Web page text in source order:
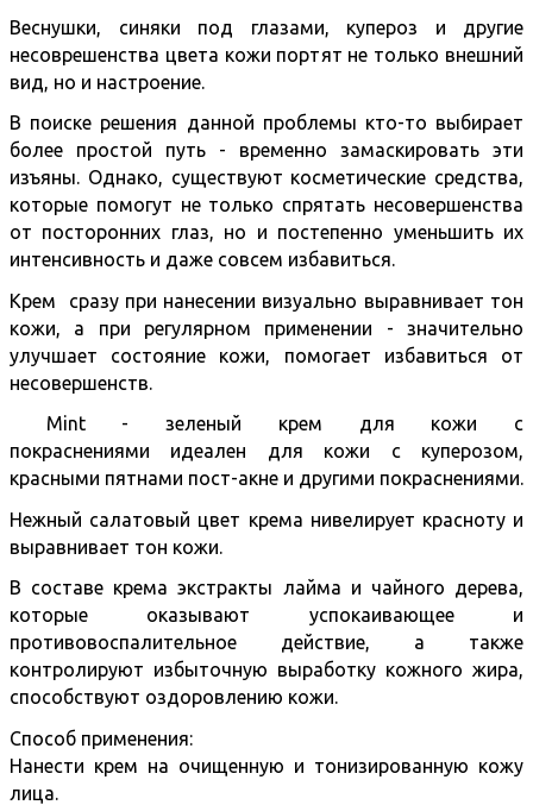
Веснушки, синяки под глазами, купероз и другие
несоврешенства цвета кожи портят не только внешний
вид, но и настроение.
В поиске решения данной проблемы кто-то выбирает
более простой путь - временно замаскировать эти
изъяны. Однако, существуют косметические средства,
которые помогут не только спрятать несовершенства
от посторонних глаз, но и постепенно уменьшить их
интенсивность и даже совсем избавиться.
Крем сразу при нанесении визуально выравнивает тон
кожи, а при регулярном применении - значительно
улучшает состояние кожи, помогает избавиться от
несовершенств.
Mint - зеленый крем для кожи с
покраснениями идеален для кожи с куперозом,
красными пятнами пост-акне и другими покраснениями.
Нежный салатовый цвет крема нивелирует красноту и
выравнивает тон кожи.
В составе крема экстракты лайма и чайного дерева,
которые оказывают успокаивающее и
противовоспалительное действие, а также
контролируют избыточную выработку кожного жира,
способствуют оздоровлению кожи.
Способ применения:
Нанести крем на очищенную и тонизированную кожу
лица.